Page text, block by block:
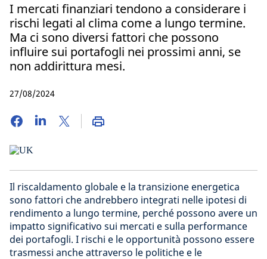
I mercati finanziari tendono a considerare i
rischi legati al clima come a lungo termine.
Ma ci sono diversi fattori che possono
influire sui portafogli nei prossimi anni, se
non addirittura mesi.
27/08/2024
Il riscaldamento globale e la transizione energetica
sono fattori che andrebbero integrati nelle ipotesi di
rendimento a lungo termine, perché possono avere un
impatto significativo sui mercati e sulla performance
dei portafogli. I rischi e le opportunità possono essere
trasmessi anche attraverso le politiche e le